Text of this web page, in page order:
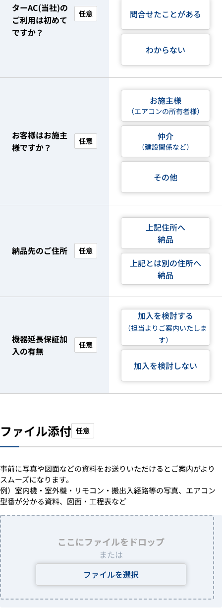
ターAC(当社)の
ご利用は初めて
ですか？
任意 問合せたことがある
わからない
お客様はお施主
様ですか？
任意
お施主様
（エアコンの所有者様）
仲介
（建設関係など）
その他
納品先のご住所 任意
上記住所へ
納品
上記とは別の住所へ
納品
機器延長保証加
入の有無
任意
加入を検討する
（担当よりご案内いたしま
す）
加入を検討しない
ファイル添付 任意
事前に写真や図面などの資料をお送りいただけるとご案内がより
スムーズになります。
例）室内機・室外機・リモコン・搬出入経路等の写真、エアコン
型番が分かる資料、図面・工程表など
ここにファイルをドロップ
または
ファイルを選択